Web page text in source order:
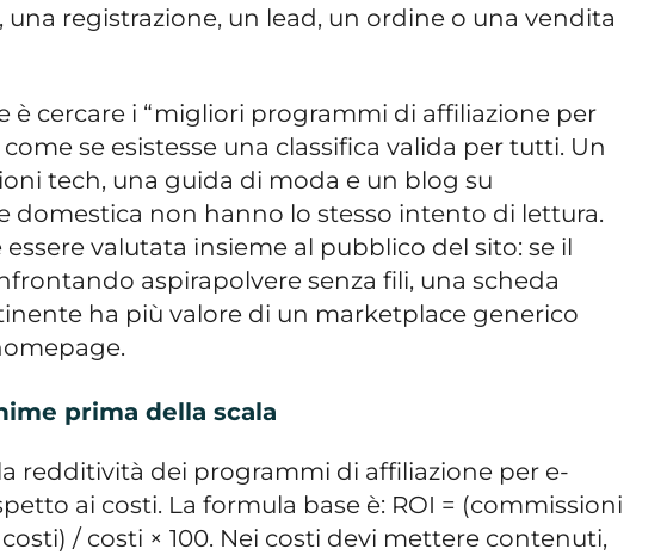
una registrazione, un lead, un ordine o una vendita
è cercare i “migliori programmi di affiliazione per
se esistesse una classifica valida per tutti. Un
tech, una guida di moda e un blog su
domestica non hanno lo stesso intento di lettura.
essere valutata insieme al pubblico del sito: se il
aspirapolvere senza fili, una scheda
ha più valore di un marketplace generico
prima della scala
redditività dei programmi di affiliazione per e-
ai costi. La formula base è: ROI = (commissioni
/ costi × 100. Nei costi devi mettere contenuti,